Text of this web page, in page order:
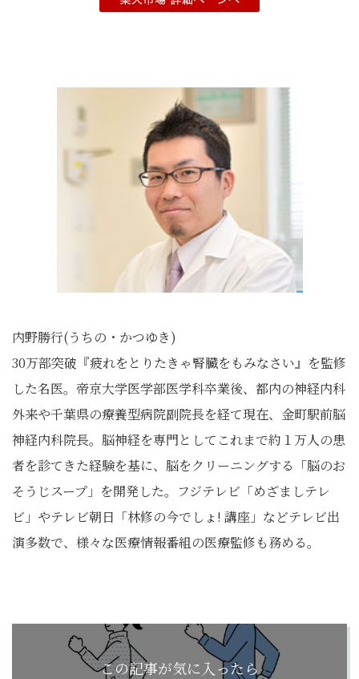
内野勝行(うちの・かつゆき)
30万部突破『疲れをとりたきゃ腎臓をもみなさい』を監修
した名医。帝京大学医学部医学科卒業後、都内の神経内科
外来や千葉県の療養型病院副院長を経て現在、金町駅前脳
神経内科院長。脳神経を専門としてこれまで約１万人の患
者を診てきた経験を基に、脳をクリーニングする「脳のお
そうじスープ」を開発した。フジテレビ「めざましテレ
ビ」やテレビ朝日「林修の今でしょ! 講座」などテレビ出
演多数で、様々な医療情報番組の医療監修も務める。
この記事が気に入ったら